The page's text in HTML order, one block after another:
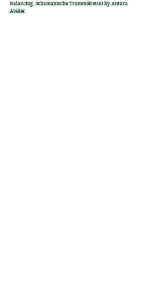
Balancing, Schamanische Trommelreise) by Antara
Atelier